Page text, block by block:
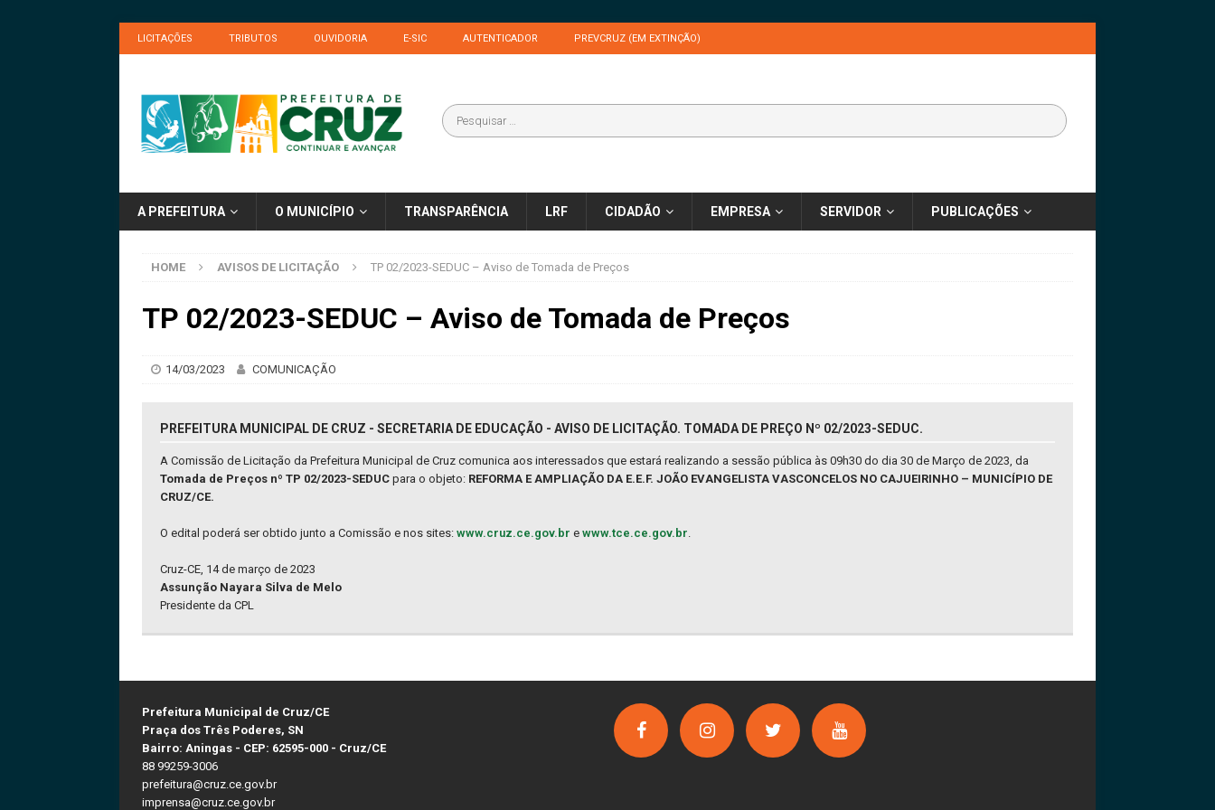
LICITAÇÕES TRIBUTOS OUVIDORIA E-SIC AUTENTICADOR PREVCRUZ (EM EXTINÇÃO)
A PREFEITURA O MUNICÍPIO TRANSPARÊNCIA LRF CIDADÃO EMPRESA SERVIDOR PUBLICAÇÕES
HOME AVISOS DE LICITAÇÃO TP 02/2023-SEDUC – Aviso de Tomada de Preços
TP 02/2023-SEDUC – Aviso de Tomada de Preços
14/03/2023 COMUNICAÇÃO
PREFEITURA MUNICIPAL DE CRUZ - SECRETARIA DE EDUCAÇÃO - AVISO DE LICITAÇÃO. TOMADA DE PREÇO Nº 02/2023-SEDUC.
A Comissão de Licitação da Prefeitura Municipal de Cruz comunica aos interessados que estará realizando a sessão pública às 09h30 do dia 30 de Março de 2023, da
Tomada de Preços nº TP 02/2023-SEDUC para o objeto: REFORMA E AMPLIAÇÃO DA E.E.F. JOÃO EVANGELISTA VASCONCELOS NO CAJUEIRINHO – MUNICÍPIO DE
CRUZ/CE.
O edital poderá ser obtido junto a Comissão e nos sites: www.cruz.ce.gov.br e www.tce.ce.gov.br.
Cruz-CE, 14 de março de 2023
Assunção Nayara Silva de Melo
Presidente da CPL
Prefeitura Municipal de Cruz/CE
Praça dos Três Poderes, SN
Bairro: Aningas - CEP: 62595-000 - Cruz/CE
88 99259-3006
prefeitura@cruz.ce.gov.br
imprensa@cruz.ce.gov.br